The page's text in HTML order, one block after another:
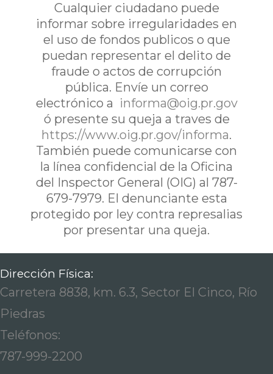
Cualquier ciudadano puede
informar sobre irregularidades en
el uso de fondos publicos o que
puedan representar el delito de
fraude o actos de corrupción
pública. Envíe un correo
electrónico a informa@oig.pr.gov
ó presente su queja a traves de
https://www.oig.pr.gov/informa.
También puede comunicarse con
la línea confidencial de la Oficina
del Inspector General (OIG) al 787-
679-7979. El denunciante esta
protegido por ley contra represalias
por presentar una queja.
Dirección Física:
Carretera 8838, km. 6.3, Sector El Cinco, Río
Piedras
Teléfonos:
787-999-2200